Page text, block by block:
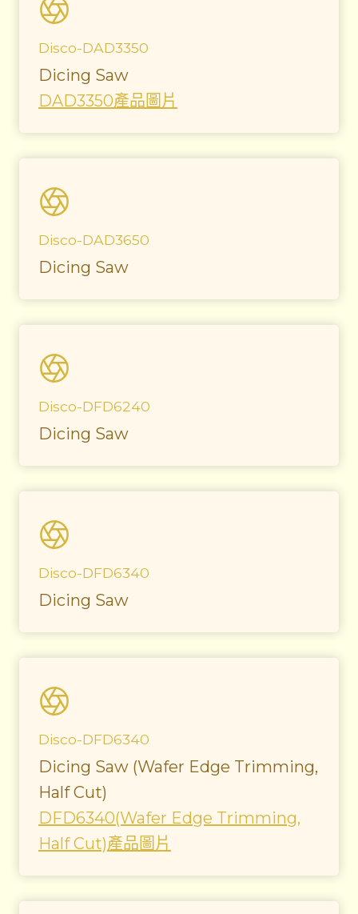
Disco-DAD3350
Dicing Saw
DAD3350產品圖片
Disco-DAD3650
Dicing Saw
Disco-DFD6240
Dicing Saw
Disco-DFD6340
Dicing Saw
Disco-DFD6340
Dicing Saw (Wafer Edge Trimming,
Half Cut)
DFD6340(Wafer Edge Trimming,
Half Cut)產品圖片